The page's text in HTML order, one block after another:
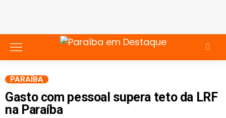
PARAÍBA
Gasto com pessoal supera teto da LRF
na Paraíba